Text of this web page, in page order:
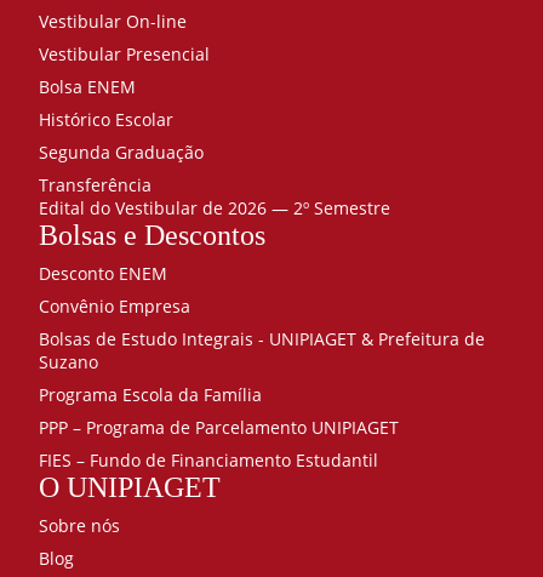
Vestibular On-line
Vestibular Presencial
Bolsa ENEM
Histórico Escolar
Segunda Graduação
Transferência
Edital do Vestibular de 2026 — 2º Semestre
Bolsas e Descontos
Desconto ENEM
Convênio Empresa
Bolsas de Estudo Integrais - UNIPIAGET & Prefeitura de
Suzano
Programa Escola da Família
PPP – Programa de Parcelamento UNIPIAGET
FIES – Fundo de Financiamento Estudantil
O UNIPIAGET
Sobre nós
Blog